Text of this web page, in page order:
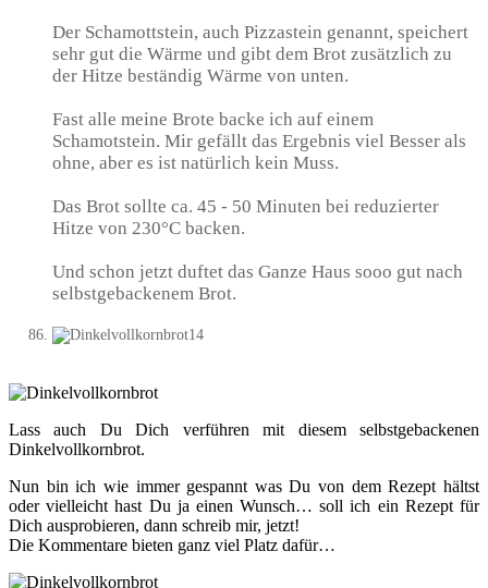
Der Schamottstein, auch Pizzastein genannt, speichert
sehr gut die Wärme und gibt dem Brot zusätzlich zu
der Hitze beständig Wärme von unten.
Fast alle meine Brote backe ich auf einem
Schamotstein. Mir gefällt das Ergebnis viel Besser als
ohne, aber es ist natürlich kein Muss.
Das Brot sollte ca. 45 - 50 Minuten bei reduzierter
Hitze von 230°C backen.
Und schon jetzt duftet das Ganze Haus sooo gut nach
selbstgebackenem Brot.
Lass auch Du Dich verführen mit diesem selbstgebackenen
Dinkelvollkornbrot.
Nun bin ich wie immer gespannt was Du von dem Rezept hältst
oder vielleicht hast Du ja einen Wunsch… soll ich ein Rezept für
Dich ausprobieren, dann schreib mir, jetzt!
Die Kommentare bieten ganz viel Platz dafür…